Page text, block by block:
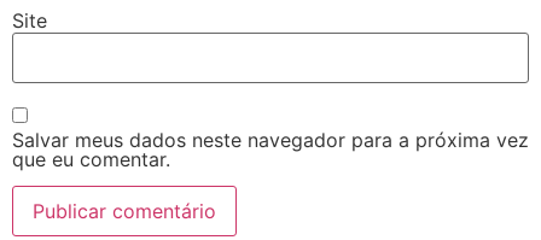
Site
Salvar meus dados neste navegador para a próxima vez
que eu comentar.